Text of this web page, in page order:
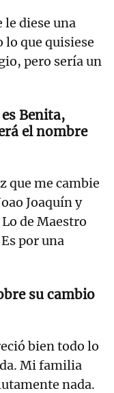
le diese una
lo que quisiese
pero sería un
Benita,
el nombre
que me cambie
Joaquín y
de Maestro
por una
su cambio
bien todo lo
Mi familia
nada.